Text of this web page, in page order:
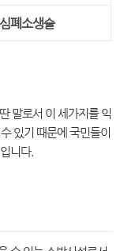
심폐소생술
말로서 이 세가지를 익
있기 때문에 국민들이
니다.